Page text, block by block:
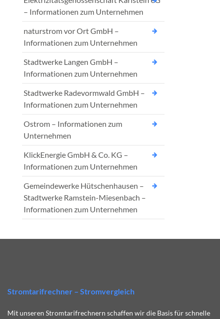
– Informationen zum Unternehmen
naturstrom vor Ort GmbH –
Informationen zum Unternehmen
Stadtwerke Langen GmbH –
Informationen zum Unternehmen
Stadtwerke Radevormwald GmbH –
Informationen zum Unternehmen
Ostrom – Informationen zum
Unternehmen
KlickEnergie GmbH & Co. KG –
Informationen zum Unternehmen
Gemeindewerke Hütschenhausen –
Stadtwerke Ramstein-Miesenbach –
Informationen zum Unternehmen
Stromtarifrechner – Stromvergleich
Mit unseren Stromtarifrechnern schaffen wir die Basis für schnelle